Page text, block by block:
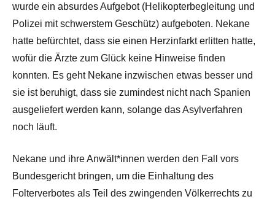
wurde ein absurdes Aufgebot (Helikopterbegleitung und
Polizei mit schwerstem Geschütz) aufgeboten. Nekane
hatte befürchtet, dass sie einen Herzinfarkt erlitten hatte,
wofür die Ärzte zum Glück keine Hinweise finden
konnten. Es geht Nekane inzwischen etwas besser und
sie ist beruhigt, dass sie zumindest nicht nach Spanien
ausgeliefert werden kann, solange das Asylverfahren
noch läuft.
Nekane und ihre Anwält*innen werden den Fall vors
Bundesgericht bringen, um die Einhaltung des
Folterverbotes als Teil des zwingenden Völkerrechts zu